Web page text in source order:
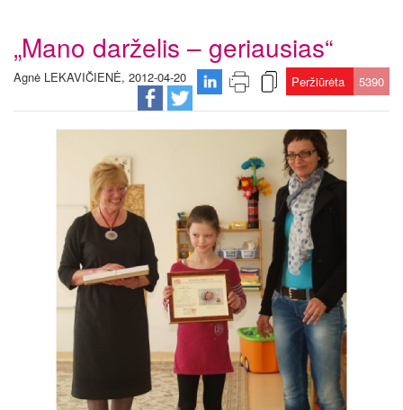
„Mano darželis – geriausias“
Agnė LEKAVIČIENĖ, 2012-04-20 Peržiūrėta 5390